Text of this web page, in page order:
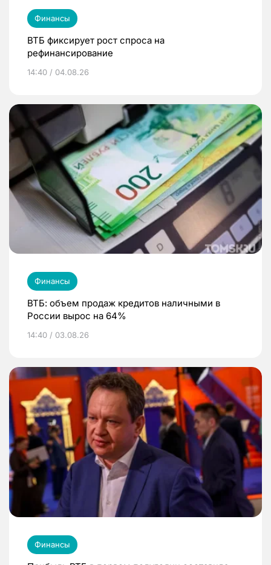
Финансы
ВТБ фиксирует рост спроса на
рефинансирование
14:40 / 04.08.26
Финансы
ВТБ: объем продаж кредитов наличными в
России вырос на 64%
14:40 / 03.08.26
Финансы